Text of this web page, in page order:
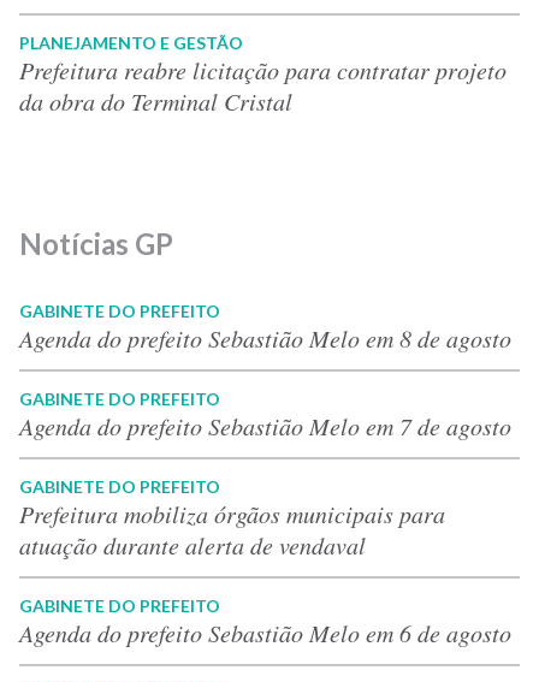
PLANEJAMENTO E GESTÃO
Prefeitura reabre licitação para contratar projeto
da obra do Terminal Cristal
Notícias GP
GABINETE DO PREFEITO
Agenda do prefeito Sebastião Melo em 8 de agosto
GABINETE DO PREFEITO
Agenda do prefeito Sebastião Melo em 7 de agosto
GABINETE DO PREFEITO
Prefeitura mobiliza órgãos municipais para
atuação durante alerta de vendaval
GABINETE DO PREFEITO
Agenda do prefeito Sebastião Melo em 6 de agosto